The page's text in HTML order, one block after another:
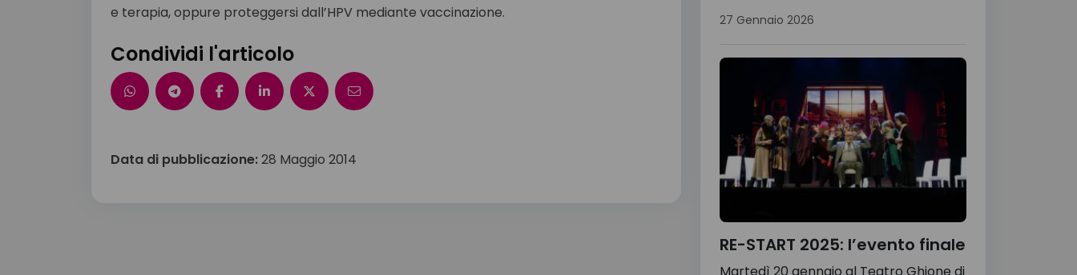
e terapia, oppure proteggersi dall’HPV mediante vaccinazione.
Condividi l'articolo
Data di pubblicazione:28 Maggio 2014
27 Gennaio 2026
RE-START 2025: l’evento finale
Martedì 20 gennaio al Teatro Ghione di